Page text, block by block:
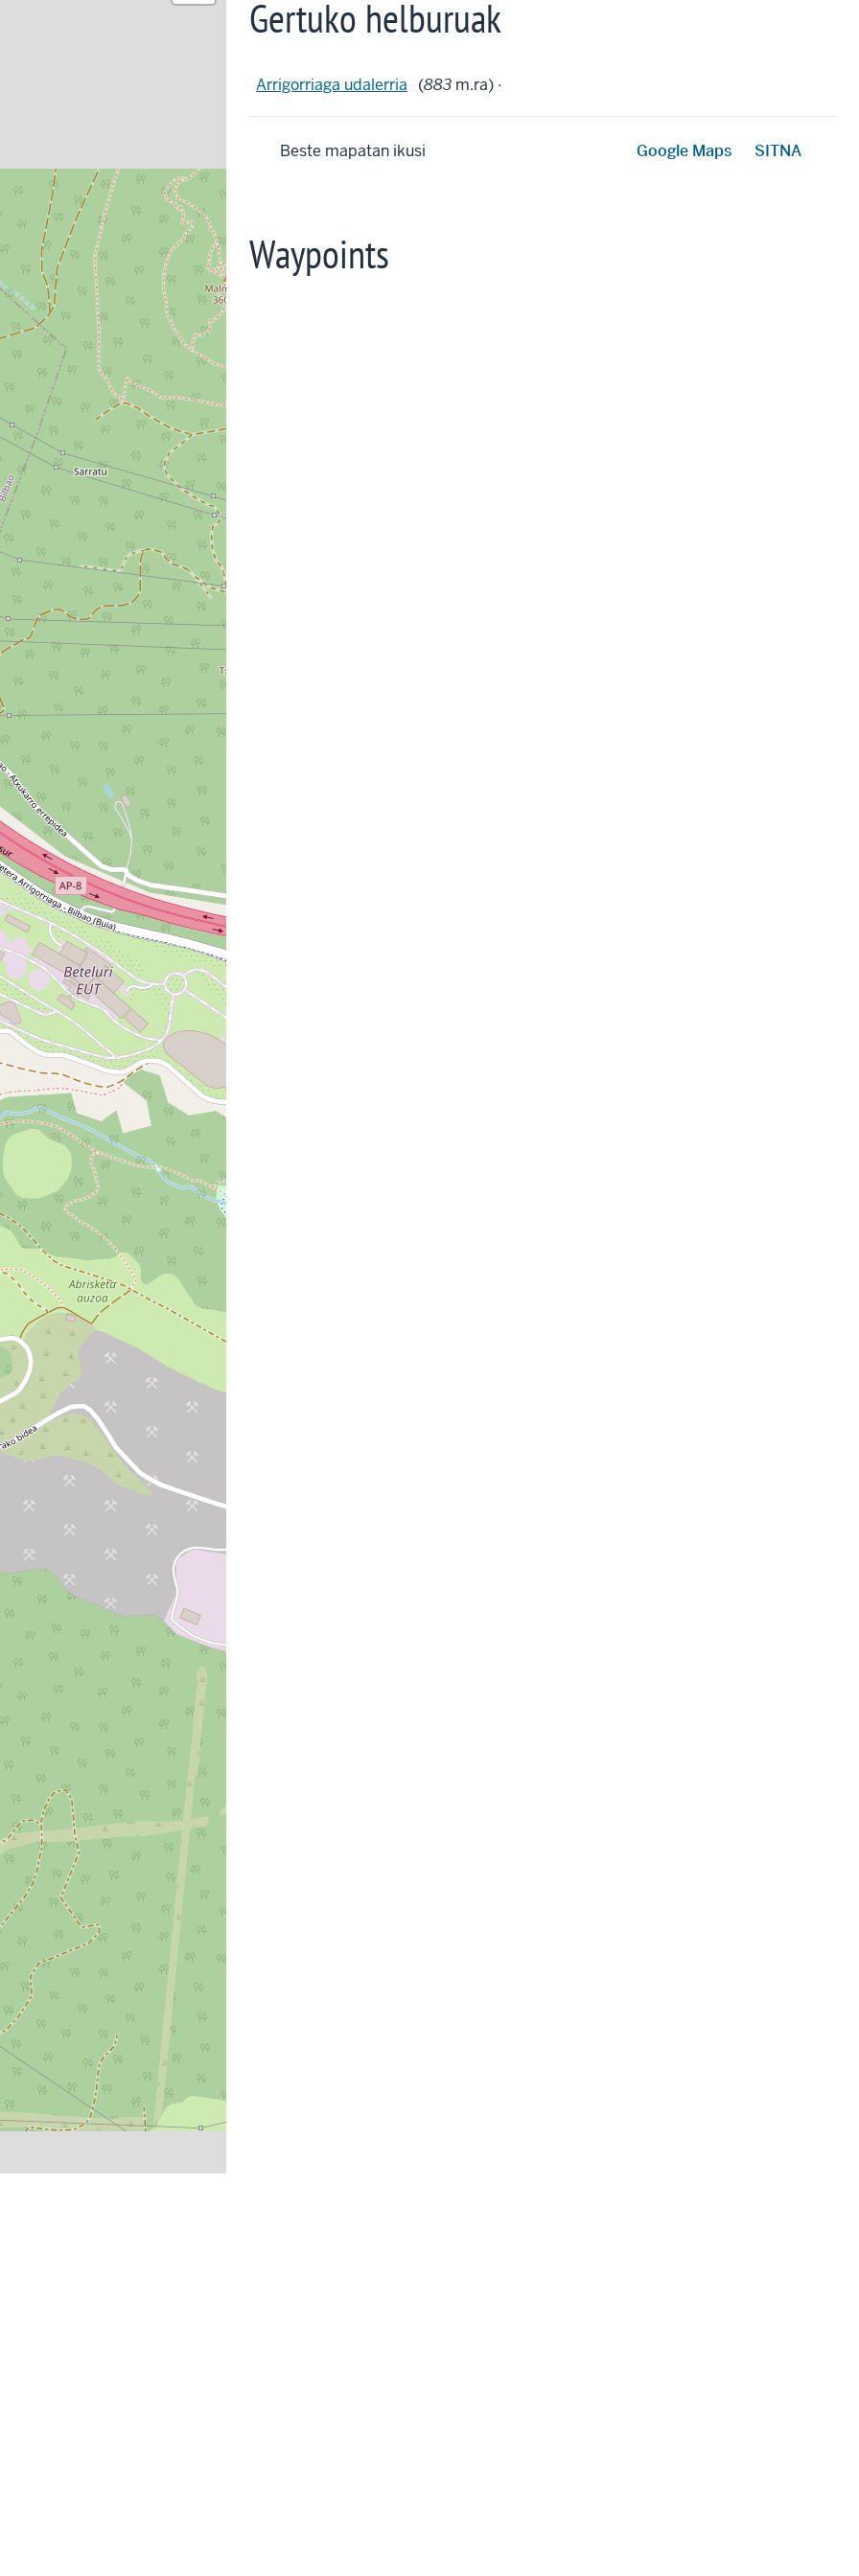
Gertuko helburuak
Arrigorriaga udalerria (883 m.ra) ·
Beste mapatan ikusi Google Maps SITNA
Waypoints